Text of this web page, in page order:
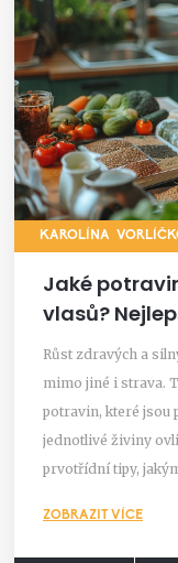
KAROLÍNA
Jaké
vlasů?
Růst zdravých a
mimo jiné i strava.
potravin, které jsou
jednotlivé živiny
prvotřídní tipy,
jaký má správná
ZOBRAZIT VÍCE